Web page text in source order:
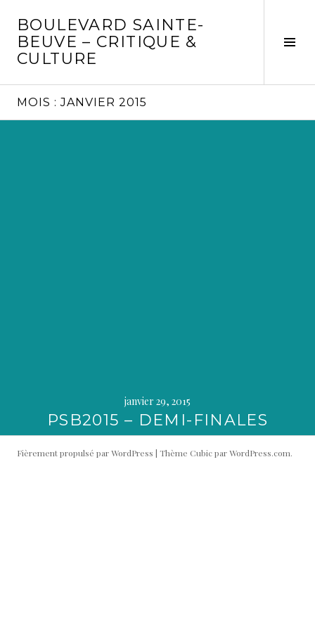
contenu
principal
BOULEVARD SAINTE-
BEUVE – CRITIQUE &
CULTURE
MOIS :JANVIER 2015
janvier 29, 2015
PSB2015 – DEMI-FINALES
Fièrement propulsé par WordPress | Thème Cubic parWordPress.com.